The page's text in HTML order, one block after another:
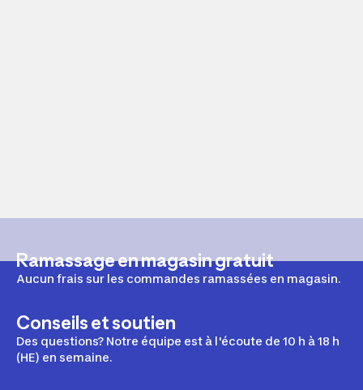
Ramassage en magasin gratuit
Aucun frais sur les commandes ramassées en magasin.
Conseils et soutien
Des questions? Notre équipe est à l'écoute de 10 h à 18 h
(HE) en semaine.